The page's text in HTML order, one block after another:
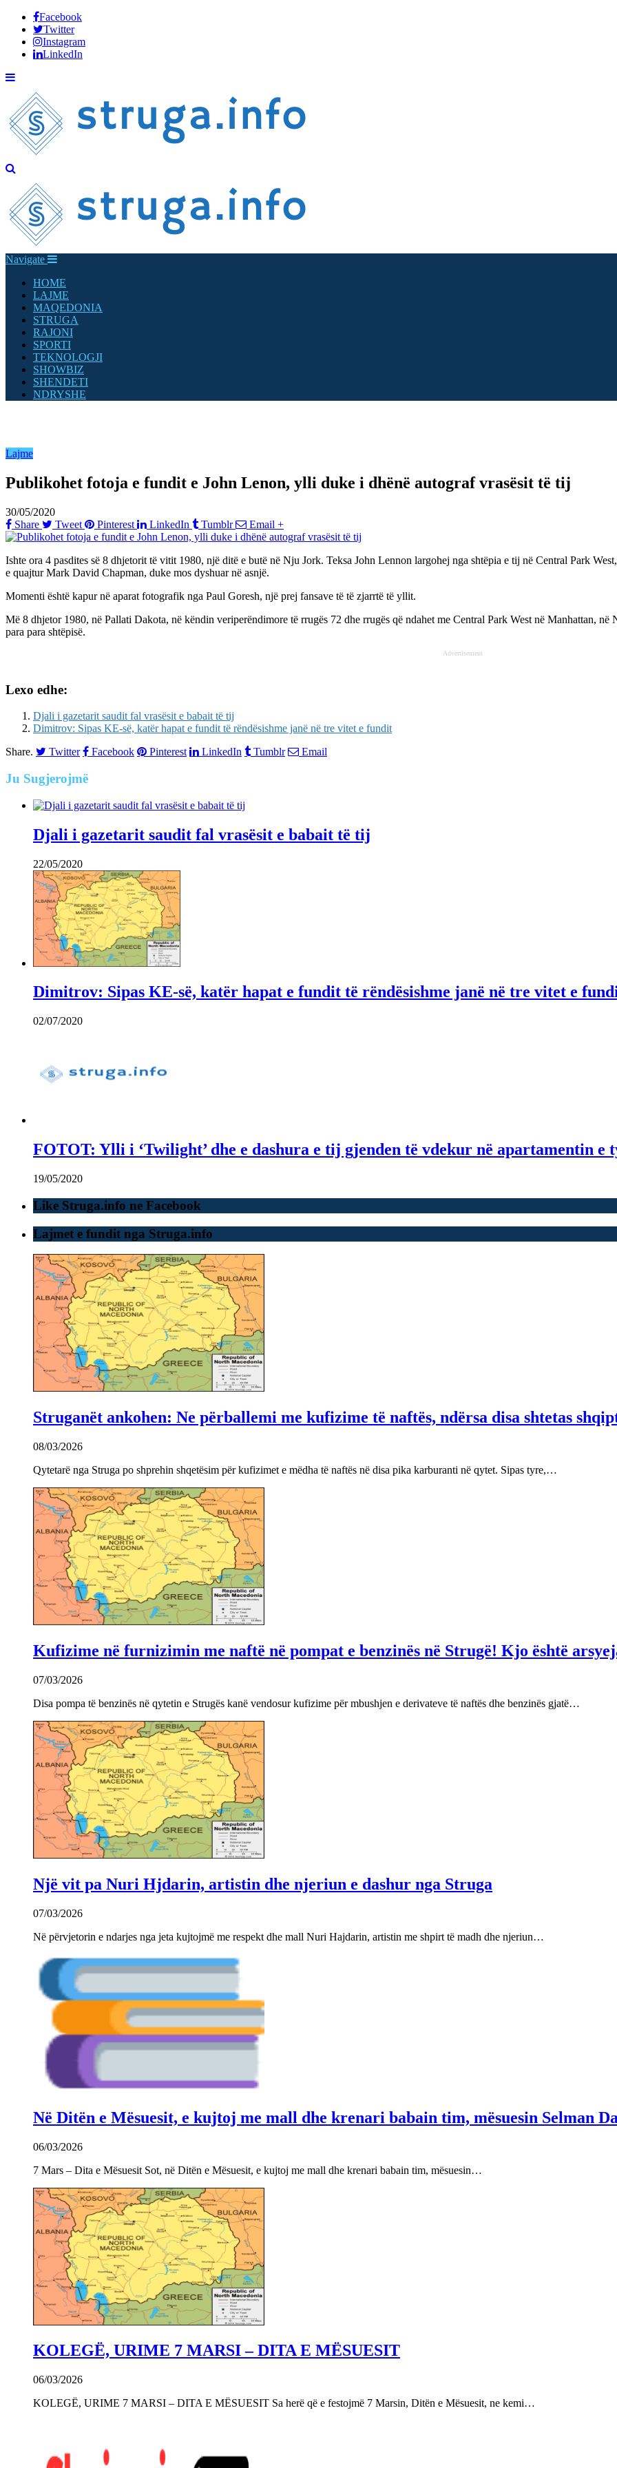
Facebook
Twitter
Instagram
LinkedIn
Navigate
HOME
LAJME
MAQEDONIA
STRUGA
RAJONI
SPORTI
TEKNOLOGJI
SHOWBIZ
SHENDETI
NDRYSHE
Lajme
Publikohet fotoja e fundit e John Lenon, ylli duke i dhënë autograf vrasësit të tij
30/05/2020
Share
Tweet Pinterest LinkedIn Tumblr Email +
Ishte ora 4 pasdites së 8 dhjetorit të vitit 1980, një ditë e butë në Nju Jork. Teksa John Lennon largohej nga shtëpia e tij në Central Park
e quajtur Mark David Chapman, duke mos dyshuar në asnjë.
Momenti është kapur në aparat fotografik nga Paul Goresh, një prej fansave të të zjarrtë të yllit.
Më 8 dhjetor 1980, në Pallati Dakota, në këndin veriperëndimore të rrugës 72 dhe rrugës që ndahet me Central Park West në Manhattan,
para para shtëpisë.
Advertisement
Lexo edhe:
Djali i gazetarit saudit fal vrasësit e babait të tij
Dimitrov: Sipas KE-së, katër hapat e fundit të rëndësishme janë në tre vitet e fundit
Share.
Twitter Facebook Pinterest LinkedIn Tumblr Email
Ju Sugjerojmë
Djali i gazetarit saudit fal vrasësit e babait të tij
22/05/2020
Dimitrov: Sipas KE-së, katër hapat e fundit të rëndësishme janë në tre vitet e
02/07/2020
FOTOT: Ylli i ‘Twilight’ dhe e dashura e tij gjenden të vdekur në apartamentin e
19/05/2020
Like Struga.info ne Facebook
Lajmet e fundit nga Struga.info
Struganët ankohen: Ne përballemi me kufizime të naftës, ndërsa disa shtetas
08/03/2026
Qytetarë nga Struga po shprehin shqetësim për kufizimet e mëdha të naftës në disa pika karburanti në qytet. Sipas tyre,…
Kufizime në furnizimin me naftë në pompat e benzinës në Strugë! Kjo është
07/03/2026
Disa pompa të benzinës në qytetin e Strugës kanë vendosur kufizime për mbushjen e derivateve të naftës dhe benzinës gjatë…
Një vit pa Nuri Hjdarin, artistin dhe njeriun e dashur nga Struga
07/03/2026
Në përvjetorin e ndarjes nga jeta kujtojmë me respekt dhe mall Nuri Hajdarin, artistin me shpirt të madh dhe njeriun…
Në Ditën e Mësuesit, e kujtoj me mall dhe krenari babain tim, mësuesin Selman
06/03/2026
7 Mars – Dita e Mësuesit Sot, në Ditën e Mësuesit, e kujtoj me mall dhe krenari babain tim, mësuesin…
KOLEGË, URIME 7 MARSI – DITA E MËSUESIT
06/03/2026
KOLEGË, URIME 7 MARSI – DITA E MËSUESIT Sa herë që e festojmë 7 Marsin, Ditën e Mësuesit, ne kemi…